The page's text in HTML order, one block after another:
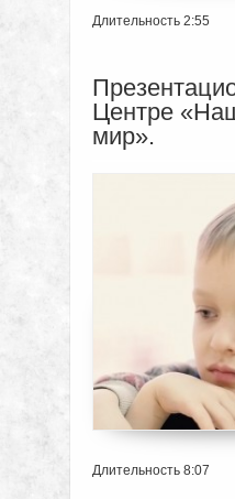
Длительность 2:55
Центре
мир».
Длительность 8:07